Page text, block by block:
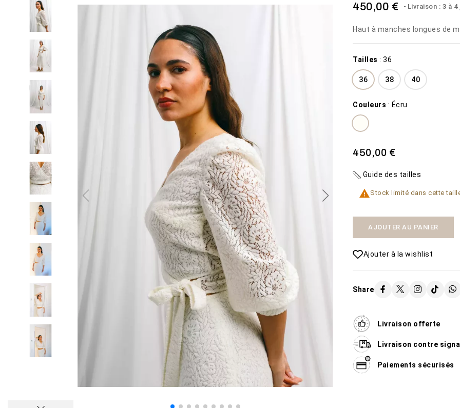
PLAGE
PRODUIT
Disponibilité:
stock
MISTERIOSA
PRODUIT
Disponibilité:
La robe de mariée
Misteriosa
450,00 € Livraison : 3 à 4
Haut à manches longues de
Tailles : 36
36 38 40
Couleurs : Écru
450,00 €
Guide des tailles
 Stock limité dans cette
AJOUTER AU PANIER
Ajouter à la wishlist
Share
Livraison offerte
Livraison contre
Paiements sécurisés